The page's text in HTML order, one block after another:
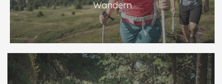
Wandern